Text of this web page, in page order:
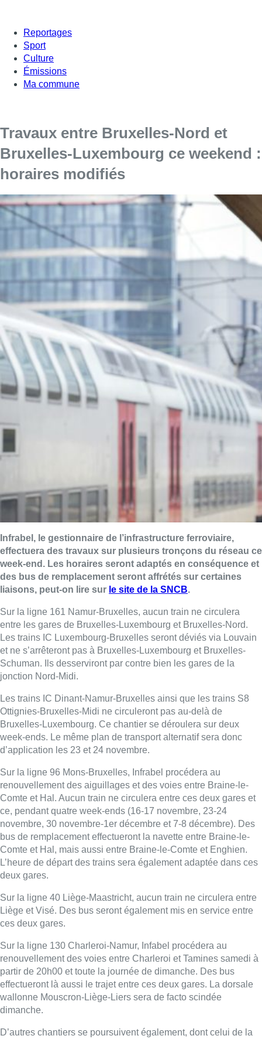
Reportages
Sport
Culture
Émissions
Ma commune
Travaux entre Bruxelles-Nord et
Bruxelles-Luxembourg ce weekend :
horaires modifiés
Infrabel, le gestionnaire de l’infrastructure ferroviaire,
effectuera des travaux sur plusieurs tronçons du réseau ce
week-end. Les horaires seront adaptés en conséquence et
des bus de remplacement seront affrétés sur certaines
liaisons, peut-on lire sur le site de la SNCB.
Sur la ligne 161 Namur-Bruxelles, aucun train ne circulera
entre les gares de Bruxelles-Luxembourg et Bruxelles-Nord.
Les trains IC Luxembourg-Bruxelles seront déviés via Louvain
et ne s’arrêteront pas à Bruxelles-Luxembourg et Bruxelles-
Schuman. Ils desserviront par contre bien les gares de la
jonction Nord-Midi.
Les trains IC Dinant-Namur-Bruxelles ainsi que les trains S8
Ottignies-Bruxelles-Midi ne circuleront pas au-delà de
Bruxelles-Luxembourg. Ce chantier se déroulera sur deux
week-ends. Le même plan de transport alternatif sera donc
d’application les 23 et 24 novembre.
Sur la ligne 96 Mons-Bruxelles, Infrabel procédera au
renouvellement des aiguillages et des voies entre Braine-le-
Comte et Hal. Aucun train ne circulera entre ces deux gares et
ce, pendant quatre week-ends (16-17 novembre, 23-24
novembre, 30 novembre-1er décembre et 7-8 décembre). Des
bus de remplacement effectueront la navette entre Braine-le-
Comte et Hal, mais aussi entre Braine-le-Comte et Enghien.
L’heure de départ des trains sera également adaptée dans ces
deux gares.
Sur la ligne 40 Liège-Maastricht, aucun train ne circulera entre
Liège et Visé. Des bus seront également mis en service entre
ces deux gares.
Sur la ligne 130 Charleroi-Namur, Infabel procédera au
renouvellement des voies entre Charleroi et Tamines samedi à
partir de 20h00 et toute la journée de dimanche. Des bus
effectueront là aussi le trajet entre ces deux gares. La dorsale
wallonne Mouscron-Liège-Liers sera de facto scindée
dimanche.
D’autres chantiers se poursuivent également, dont celui de la